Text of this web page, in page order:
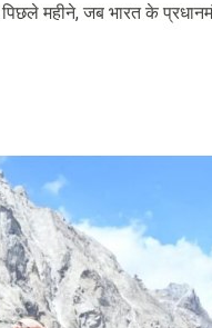
महीने, जब भारत के